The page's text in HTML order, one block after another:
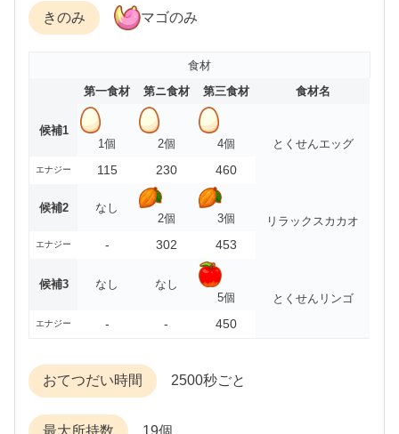
きのみ マゴのみ
食材
第一食材
第ニ食材 第三食材 食材名
候補1
1個
2個 4個 とくせんエッグ
エナジー 115 230 460
候補2
なし
2個
3個 リラックスカカオ
エナジー - 302 453
候補3 なし
なし
5個
とくせんリンゴ
エナジー - - 450
おてつだい時間 2500秒ごと